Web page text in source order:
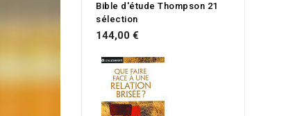
Bible d'étude Thompson 21
sélection
144,00 €